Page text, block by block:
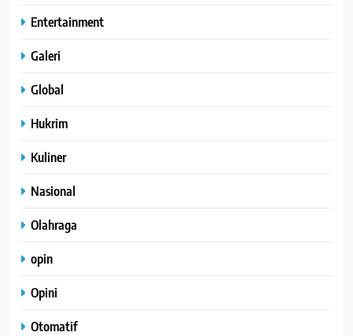
Entertainment
Galeri
Global
Hukrim
Kuliner
Nasional
Olahraga
opin
Opini
Otomatif